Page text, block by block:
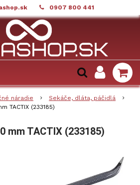
0907 800 441
náradie
Sekáče, dláta, páčidlá
TACTIX (233185)
mm TACTIX (233185)